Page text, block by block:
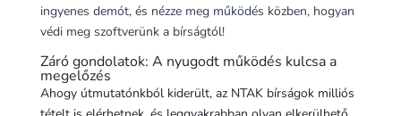
ingyenes demót, és nézze meg működés közben, hogyan
védi meg szoftverünk a bírságtól!
Záró gondolatok: A nyugodt működés kulcsa a
megelőzés
Ahogy útmutatónkból kiderült, az NTAK bírságok milliós